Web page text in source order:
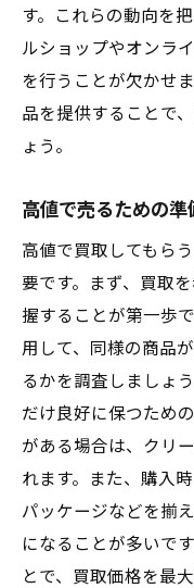
す。これらの動向を
ルショップやオンラ
を行うことが欠かせ
品を提供することで
ょう。
高値で売るための準
高値で買取してもら
要です。まず、買取
握することが第一歩
用して、同様の商品
るかを調査しましょ
だけ良好に保つため
がある場合は、クリ
れます。また、購入
パッケージなどを揃
になることが多いで
とで、買取価格を最